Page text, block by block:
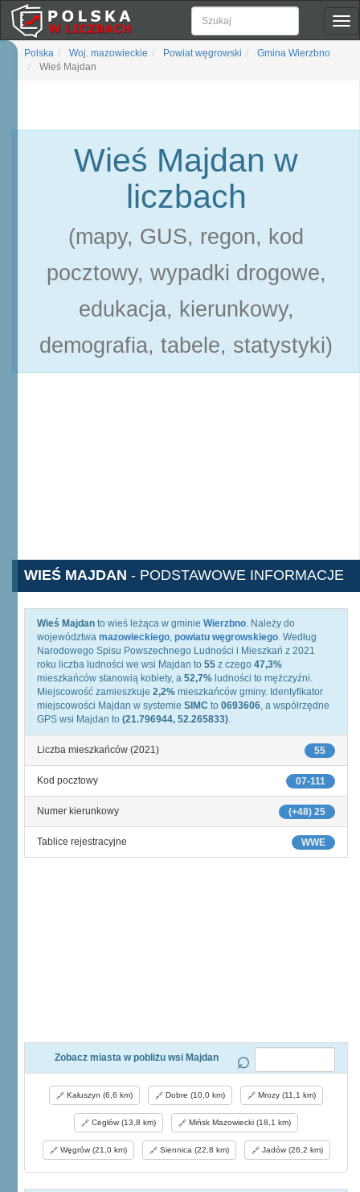
Polska Woj. mazowieckie Powiat węgrowski
Gmina Wierzbno
Wieś Majdan
Wieś Majdan w
liczbach
(mapy, GUS, regon, kod
pocztowy, wypadki drogowe,
edukacja, kierunkowy,
demografia, tabele, statystyki)
WIEŚ MAJDAN - PODSTAWOWE INFORMACJE
Wieś Majdan to wieś leżąca w gminie Wierzbno. Należy do
województwa mazowieckiego, powiatu węgrowskiego. Według
Narodowego Spisu Powszechnego Ludności i Mieszkań z 2021
roku liczba ludności we wsi Majdan to 55 z czego 47,3%
mieszkańców stanowią kobiety, a 52,7% ludności to mężczyźni.
Miejscowość zamieszkuje 2,2% mieszkańców gminy. Identyfikator
miejscowości Majdan w systemie SIMC to 0693606, a współrzędne
GPS wsi Majdan to (21.796944, 52.265833).
55
Liczba mieszkańców (2021)
07-111
Kod pocztowy
(+48) 25
Numer kierunkowy
WWE
Tablice rejestracyjne
Zobacz miasta w pobliżu wsi Majdan
Kałuszyn (6,6 km) Dobre (10,0 km) Mrozy (11,1 km)
Cegłów (13,8 km) Mińsk Mazowiecki (18,1 km)
Węgrów (21,0 km) Siennica (22,8 km) Jadów (26,2 km)